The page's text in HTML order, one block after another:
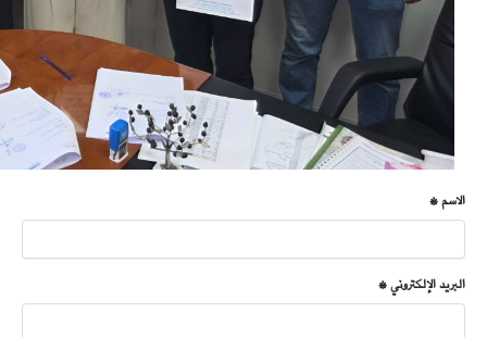
الاسم *
البريد الإلكتروني *